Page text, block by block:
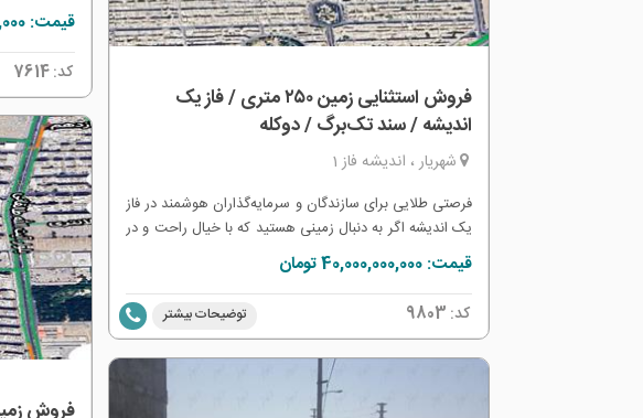
قیمت: 120,000,000,000 تومان
کد:7614
فروش استثنایی زمین ۲۵۰ متری / فاز یک
اندیشه / سند تک‌برگ / دوکله
شهریار ، اندیشه فاز 1
فرصتی طلایی برای سازندگان و سرمایه‌گذاران هوشمند در فاز
یک اندیشه اگر به دنبال زمینی هستید که با خیال راحت و در
کوتاه‌ترین زمان، فرآیند جواز ساخت آن طی شود، این ملک
انتخاب اول شماست: متراژ: ۲۵۰ متر مربع لوکیشن: بهترین
موقعیت فاز یک اندیشه (دسترسی عالی به مراکز خرید و
خدمات) اسناد: دارای سند تک‌برگ عرصه و اعیان (آماده
بی‌نظیر از هر دو سمت، ایده‌آل برای طراحی پلان‌های مدرن)
بر ملک: ۱۰ متر (قواره‌ای عالی با قابلیت پارکینگ‌دهی
قیمت: 40,000,000,000 تومان
کد: 9803 توضیحات بیشتر